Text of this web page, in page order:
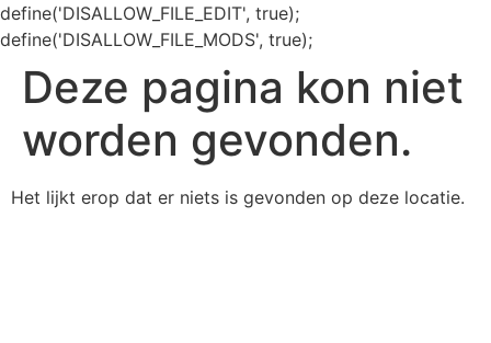
define('DISALLOW_FILE_EDIT', true);
define('DISALLOW_FILE_MODS', true);
Deze pagina kon niet
worden gevonden.
Het lijkt erop dat er niets is gevonden op deze locatie.